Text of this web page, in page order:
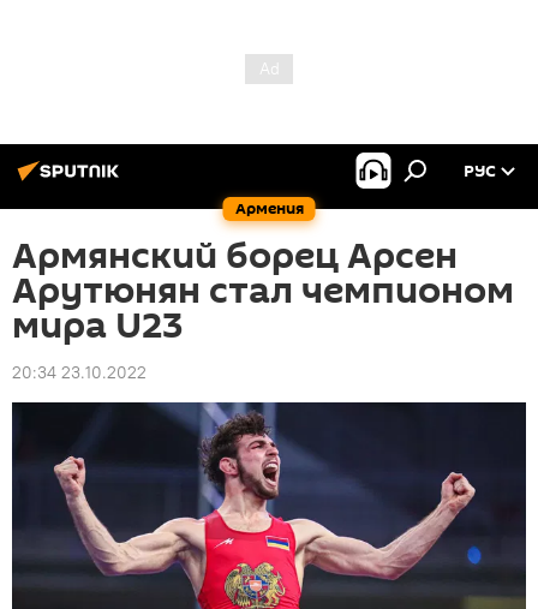
Армения
РУС
Армянский борец Арсен
Арутюнян стал чемпионом
мира U23
20:34 23.10.2022